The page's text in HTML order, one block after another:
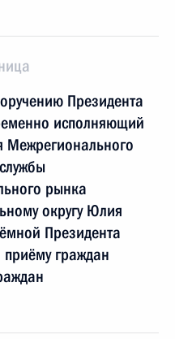
Президента
исполняющий
Межрегионального
рынка
округу Юлия
Президента
граждан